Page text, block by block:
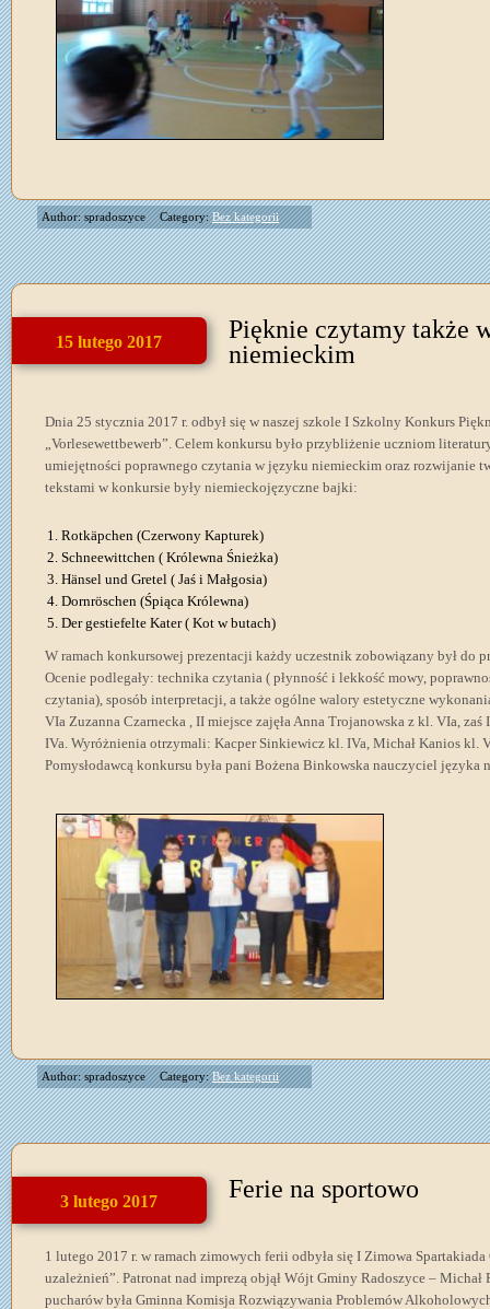
Author: spradoszyce Category:Bez kategorii
15 lutego 2017
Pięknie czytamy także
niemieckim
Dnia 25 stycznia 2017 r. odbył się w naszej szkole I Szkolny Konkurs
„Vorlesewettbewerb”. Celem konkursu było przybliżenie uczniom
umiejętności poprawnego czytania w języku niemieckim oraz rozwijanie
tekstami w konkursie były niemieckojęzyczne bajki:
Rotkäpchen (Czerwony Kapturek)
Schneewittchen ( Królewna Śnieżka)
Hänsel und Gretel ( Jaś i Małgosia)
Dornröschen (Śpiąca Królewna)
Der gestiefelte Kater ( Kot w butach)
W ramach konkursowej prezentacji każdy uczestnik zobowiązany był do
Ocenie podlegały: technika czytania ( płynność i lekkość mowy,
czytania), sposób interpretacji, a także ogólne walory estetyczne
VIa Zuzanna Czarnecka , II miejsce zajęła Anna Trojanowska z kl. VIa,
IVa. Wyróżnienia otrzymali: Kacper Sinkiewicz kl. IVa, Michał Kanios kl.
Pomysłodawcą konkursu była pani Bożena Binkowska nauczyciel języka
Author: spradoszyce Category:Bez kategorii
3 lutego 2017 Ferie na sportowo
1 lutego 2017 r. w ramach zimowych ferii odbyła się I Zimowa
uzależnień”. Patronat nad imprezą objął Wójt Gminy Radoszyce –
pucharów była Gminna Komisja Rozwiązywania Problemów